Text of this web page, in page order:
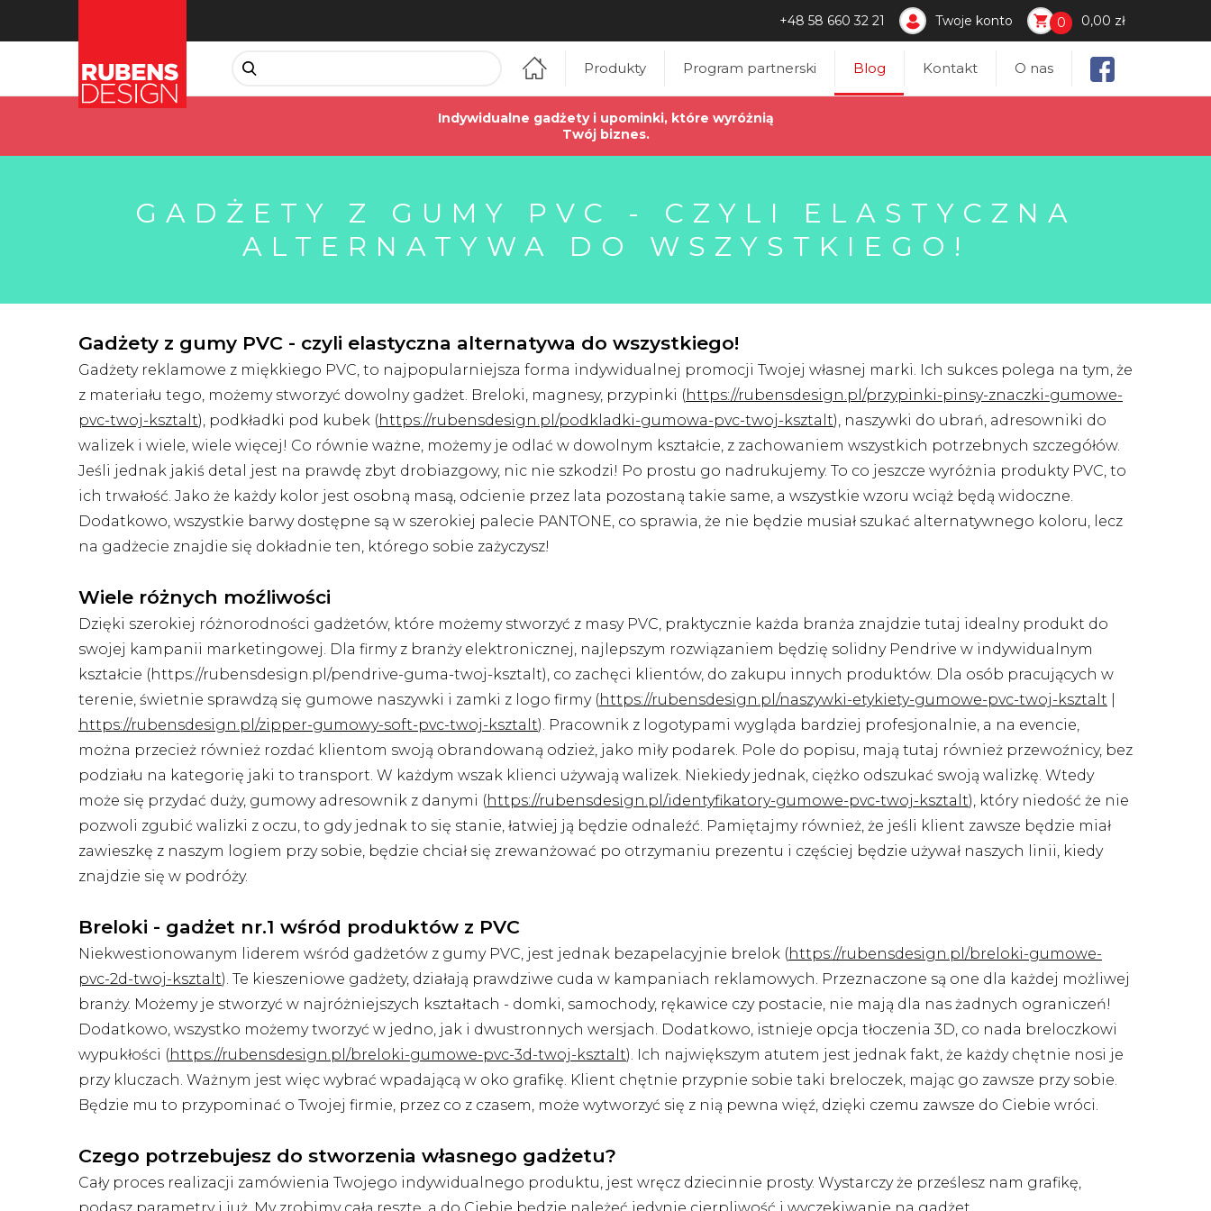
+48 58 660 32 21 Twoje konto 0 0,00 zł
Produkty Program partnerski Blog Kontakt O nas
Indywidualne gadżety i upominki, które wyróżnią
Twój biznes.
GADŻETY Z GUMY PVC - CZYLI ELASTYCZNA
ALTERNATYWA DO WSZYSTKIEGO!
Gadżety z gumy PVC - czyli elastyczna alternatywa do wszystkiego!
Gadżety reklamowe z miękkiego PVC, to najpopularniejsza forma indywidualnej promocji Twojej własnej marki. Ich sukces polega na tym, że
z materiału tego, możemy stworzyć dowolny gadżet. Breloki, magnesy, przypinki (https://rubensdesign.pl/przypinki-pinsy-znaczki-gumowe-
pvc-twoj-ksztalt), podkładki pod kubek (https://rubensdesign.pl/podkladki-gumowa-pvc-twoj-ksztalt), naszywki do ubrań, adresowniki do
walizek i wiele, wiele więcej! Co równie ważne, możemy je odlać w dowolnym kształcie, z zachowaniem wszystkich potrzebnych szczegółów.
Jeśli jednak jakiś detal jest na prawdę zbyt drobiazgowy, nic nie szkodzi! Po prostu go nadrukujemy. To co jeszcze wyróżnia produkty PVC, to
ich trwałość. Jako że każdy kolor jest osobną masą, odcienie przez lata pozostaną takie same, a wszystkie wzoru wciąż będą widoczne.
Dodatkowo, wszystkie barwy dostępne są w szerokiej palecie PANTONE, co sprawia, że nie będzie musiał szukać alternatywnego koloru, lecz
na gadżecie znajdie się dokładnie ten, którego sobie zażyczysz!
Wiele różnych moźliwości
Dzięki szerokiej różnorodności gadżetów, które możemy stworzyć z masy PVC, praktycznie każda branża znajdzie tutaj idealny produkt do
swojej kampanii marketingowej. Dla firmy z branży elektronicznej, najlepszym rozwiązaniem będzię solidny Pendrive w indywidualnym
kształcie (https://rubensdesign.pl/pendrive-guma-twoj-ksztalt), co zachęci klientów, do zakupu innych produktów. Dla osób pracujących w
terenie, świetnie sprawdzą się gumowe naszywki i zamki z logo firmy (https://rubensdesign.pl/naszywki-etykiety-gumowe-pvc-twoj-ksztalt
https://rubensdesign.pl/zipper-gumowy-soft-pvc-twoj-ksztalt). Pracownik z logotypami wygląda bardziej profesjonalnie, a na evencie,
można przecież również rozdać klientom swoją obrandowaną odzież, jako miły podarek. Pole do popisu, mają tutaj również przewoźnicy, bez
podziału na kategorię jaki to transport. W każdym wszak klienci używają walizek. Niekiedy jednak, ciężko odszukać swoją walizkę. Wtedy
może się przydać duży, gumowy adresownik z danymi (https://rubensdesign.pl/identyfikatory-gumowe-pvc-twoj-ksztalt), który niedość że nie
pozwoli zgubić walizki z oczu, to gdy jednak to się stanie, łatwiej ją będzie odnaleźć. Pamiętajmy również, że jeśli klient zawsze będzie miał
zawieszkę z naszym logiem przy sobie, będzie chciał się zrewanżować po otrzymaniu prezentu i częściej będzie używał naszych linii, kiedy
znajdzie się w podróży.
Breloki - gadżet nr.1 wśród produktów z PVC
Niekwestionowanym liderem wśród gadżetów z gumy PVC, jest jednak bezapelacyjnie brelok (https://rubensdesign.pl/breloki-gumowe-
pvc-2d-twoj-ksztalt). Te kieszeniowe gadżety, działają prawdziwe cuda w kampaniach reklamowych. Przeznaczone są one dla każdej możliwej
branży. Możemy je stworzyć w najróżniejszych kształtach - domki, samochody, rękawice czy postacie, nie mają dla nas żadnych ograniczeń!
Dodatkowo, wszystko możemy tworzyć w jedno, jak i dwustronnych wersjach. Dodatkowo, istnieje opcja tłoczenia 3D, co nada breloczkowi
wypukłości (https://rubensdesign.pl/breloki-gumowe-pvc-3d-twoj-ksztalt). Ich największym atutem jest jednak fakt, że każdy chętnie nosi je
przy kluczach. Ważnym jest więc wybrać wpadającą w oko grafikę. Klient chętnie przypnie sobie taki breloczek, mając go zawsze przy sobie.
Będzie mu to przypominać o Twojej firmie, przez co z czasem, może wytworzyć się z nią pewna więź, dzięki czemu zawsze do Ciebie wróci.
Czego potrzebujesz do stworzenia własnego gadżetu?
Cały proces realizacji zamówienia Twojego indywidualnego produktu, jest wręcz dziecinnie prosty. Wystarczy że prześlesz nam grafikę,